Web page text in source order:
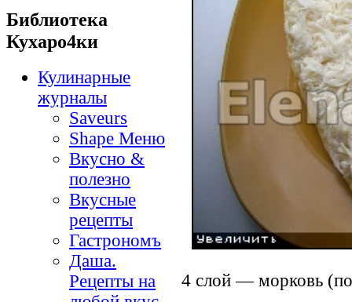
Библиотека
Кухаро4ки
Кулинарные
журналы
Saveurs
Shape Меню
Вкусно &
полезно
Вкусные
рецепты
Гастрономъ
Даша.
Рецепты на
4 слой — морковь